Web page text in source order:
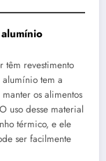
revestimento
tem a
os alimentos
uso desse material
térmico, e ele
ser facilmente